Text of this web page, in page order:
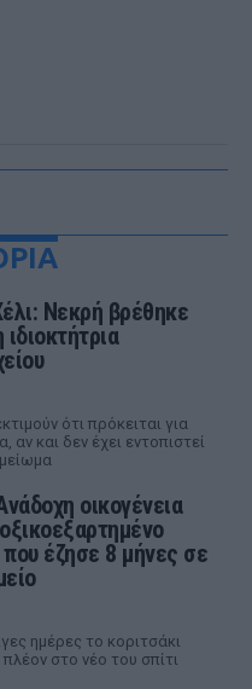
Νεκρή βρέθηκε
ότι πρόκειται για
αν και δεν έχει εντοπιστεί
οικογένεια
έζησε 8 μήνες σε
ημέρες το κοριτσάκι
πλέον στο νέο του σπίτι